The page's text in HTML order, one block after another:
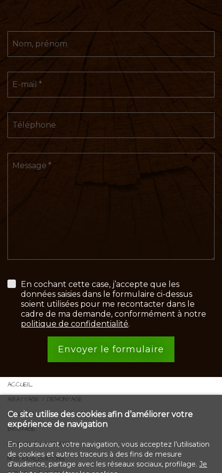
Nom, prénom
E-mail
Téléphone
Message
En cochant cette case, j’accepte que les
données saisies dans le formulaire ci-dessus
soient utilisées pour me recontacter dans le
cadre de ma demande, conformément à notre
politique de confidentialité.
Envoyer le formulaire
ACCUEIL
ABATTAGE / DÉMONTAGE
ÉLAGAGE
BROYAGE
BOIS DE CHAUFFAGE
NOS RÉALISATIONS
Ce site utilise des cookies afin d’améliorer votre
expérience de navigation
En poursuivant votre navigation, vous acceptez l’utilisation
de cookies et autres traceurs à des fins de mesure
d’audience, partage avec les réseaux sociaux, profilage. Je